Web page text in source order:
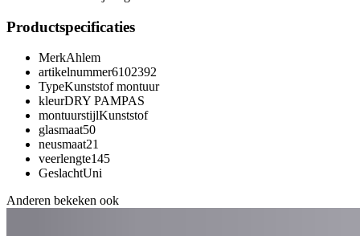
Productspecificaties
MerkAhlem
artikelnummer6102392
TypeKunststof montuur
kleurDRY PAMPAS
montuurstijlKunststof
glasmaat50
neusmaat21
veerlengte145
GeslachtUni
Anderen bekeken ook